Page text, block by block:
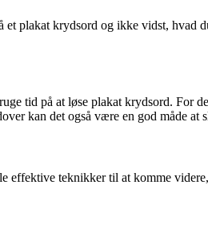
et plakat krydsord og ikke vidst,
tid på at løse plakat krydsord. For
kan det også være en god måde at
effektive teknikker til at komme